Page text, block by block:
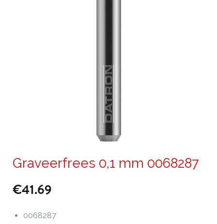
Graveerfrees 0,1 mm 0068287
€41.69
0068287